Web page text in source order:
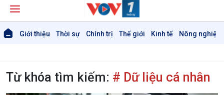
Giới thiệu Thời sự Chính trị Thế giới Kinh tế Nông nghiệp
Từ khóa tìm kiếm: # Dữ liệu cá nhân